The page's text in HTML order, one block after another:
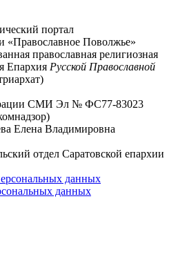
портал
«Православное Поволжье»
православная религиозная
Епархия Русской Православной
СМИ Эл № ФС77-83023
Елена Владимировна
отдел Саратовской епархии
данных
данных